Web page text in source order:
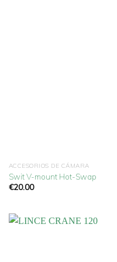
ACCESORIOS DE CÁMARA
Swit V-mount Hot-Swap
€20.00